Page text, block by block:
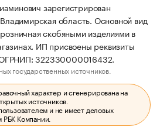
зарегистрирован
область. Основной вид
скобяными изделиями в
ИП присвоены реквизиты
322330000016432.
государственных источников.
характер и сгенерирована на
источников.
и не имеет деловых
Компании.